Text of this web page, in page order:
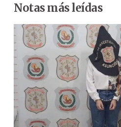
Notas más leídas